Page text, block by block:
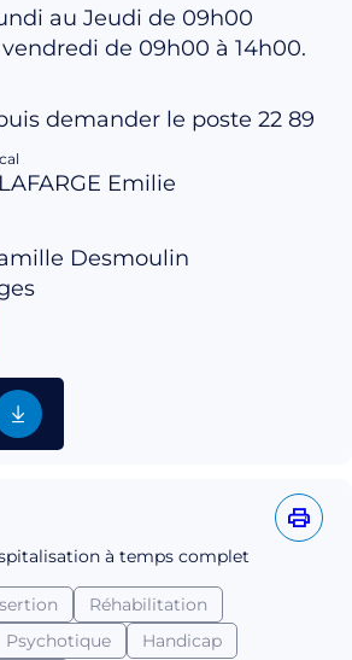
au Jeudi de 09h00
de 09h00 à 14h00.
demander le poste 22 89
Emilie
Desmoulin
à temps complet
Réhabilitation
Psychotique
Handicap